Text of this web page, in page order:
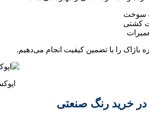
سوخت
کشتی
را با تضمین کیفیت انجام می‌دهیم.
در خرید رنگ صنعتی